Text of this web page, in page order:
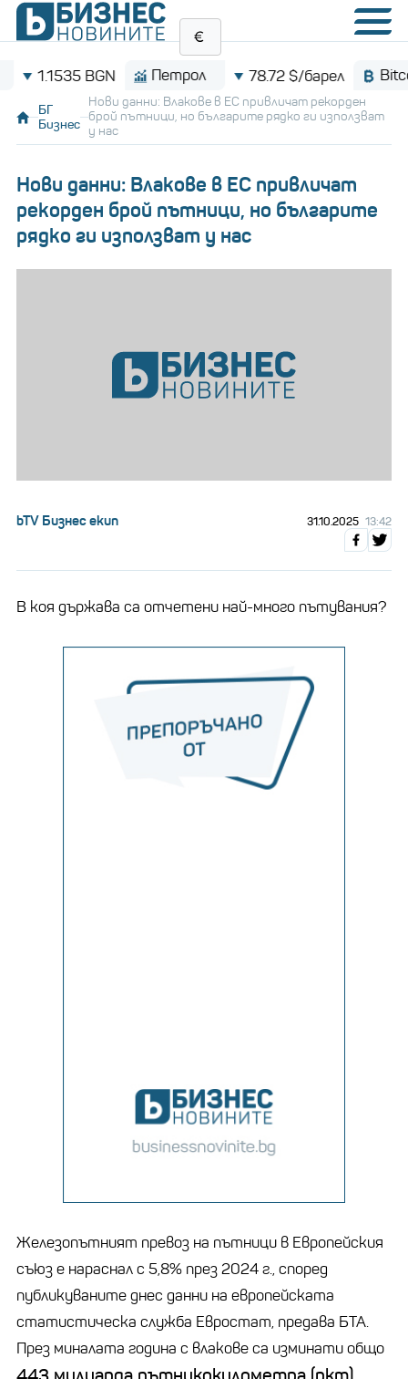
BGN Петрол 78.72 $/барел Bitcoin
БГ
Бизнес
Нови данни: Влакове в ЕС привличат рекорден
брой пътници, но българите рядко ги използват
у нас
Нови данни: Влакове в ЕС привличат
рекорден брой пътници, но българите
рядко ги използват у нас
bTV Бизнес екип 31.10.2025 13:42
В коя държава са отчетени най-много пътувания?
Железопътният превоз на пътници в Европейския
съюз е нараснал с 5,8% през 2024 г., според
публикуваните днес данни на европейската
статистическа служба Евростат, предава БТА.
През миналата година с влакове са изминати общо